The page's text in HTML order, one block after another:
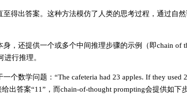
得出答案。这种方法模仿了人类的思考过程，通过自
，还提供一个或多个中间推理步骤的示例（即chain of
行推理。
数学问题：“The cafeteria had 23 apples. If they used
出答案“11”，而chain-of-thought prompting会提供如下